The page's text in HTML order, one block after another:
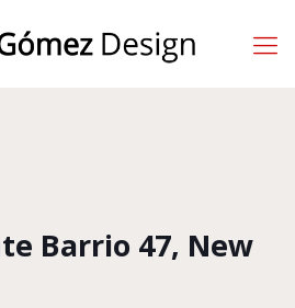
Barrio 47, New